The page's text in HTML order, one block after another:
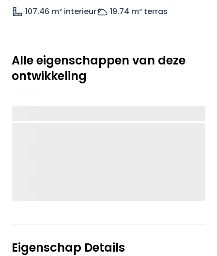
107.46 m² interieur 19.74 m² terras
Alle eigenschappen van deze
ontwikkeling
Eigenschap Details